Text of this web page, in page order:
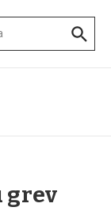
grev